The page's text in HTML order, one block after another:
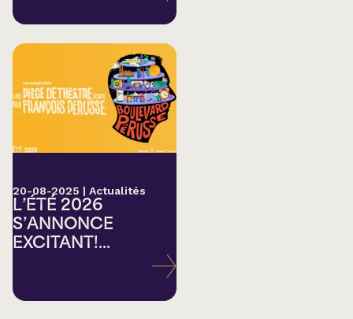
20-08-2025 | Actualités
L’ÉTÉ 2026
S’ANNONCE
EXCITANT!...